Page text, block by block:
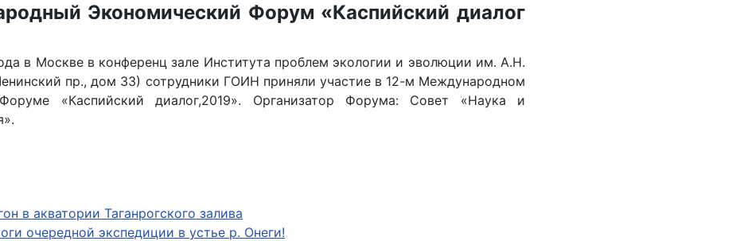
Экономический Форум «Каспийский диалог
в Москве в конференц зале Института проблем экологии и эволюции им. А.Н.
пр., дом 33) сотрудники ГОИН приняли участие в 12-м Международном
«Каспийский диалог,2019». Организатор Форума: Совет «Наука и
в акватории Таганрогского залива
очередной экспедиции в устье р. Онеги!